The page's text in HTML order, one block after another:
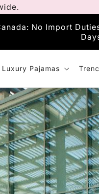
No Import
Luxury Pajamas